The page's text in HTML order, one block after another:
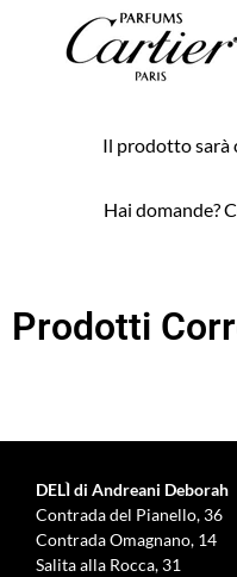
Il prodotto sarà
Hai domande?
Prodotti
DELÌ di Andreani Deborah
Contrada del Pianello, 36
Contrada Omagnano, 14
Salita alla Rocca, 31